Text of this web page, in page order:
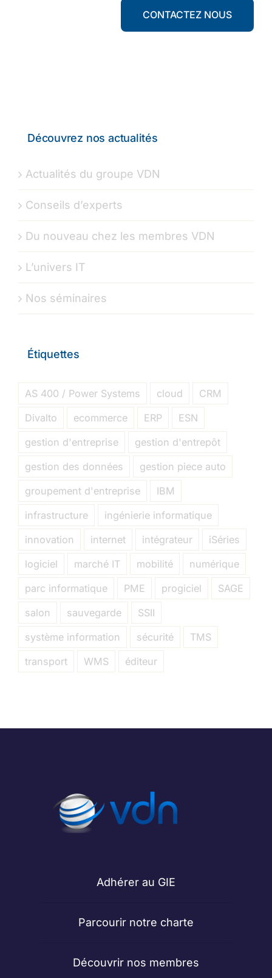
CONTACTEZ NOUS
Découvrez nos actualités
Actualités du groupe VDN
Conseils d’experts
Du nouveau chez les membres VDN
L’univers IT
Nos séminaires
Étiquettes
AS 400 / Power Systems cloud
CRM
Divalto
ecommerce ERP
ESN
gestion d'entreprise
gestion d'entrepôt
gestion des données
gestion piece auto
groupement d'entreprise
IBM
infrastructure
ingénierie informatique
innovation
internet intégrateur
iSéries
logiciel
marché IT mobilité
numérique
parc informatique
PME progiciel
SAGE
salon
sauvegarde
SSII
système information
sécurité
TMS
transport
WMS éditeur
Adhérer au GIE
Parcourir notre charte
Découvrir nos membres